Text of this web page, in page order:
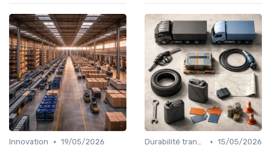
Innovation • 19/05/2026
Durabilité transport • 15/05/2026